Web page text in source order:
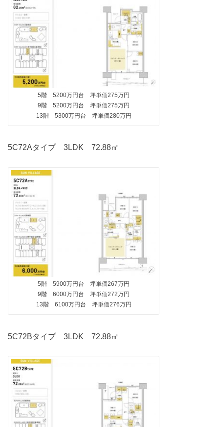
5階 5200万円台 坪単価275万円
9階 5200万円台 坪単価275万円
13階 5300万円台 坪単価280万円
5C72Aタイプ 3LDK 72.88㎡
5階 5900万円台 坪単価267万円
9階 6000万円台 坪単価272万円
13階 6100万円台 坪単価276万円
5C72Bタイプ 3LDK 72.88㎡